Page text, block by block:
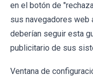
en el botón de
sus navegadores
deberían seguir esta
publicitario de sus
Ventana de